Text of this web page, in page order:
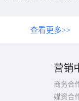
查看更多>>
营销
商务合
媒资合